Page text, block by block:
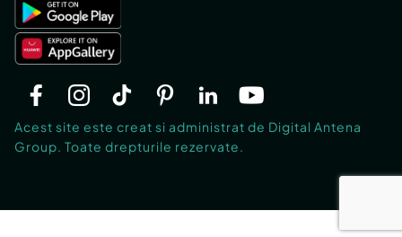
Acest site este creat si administrat de Digital Antena
Group. Toate drepturile rezervate.